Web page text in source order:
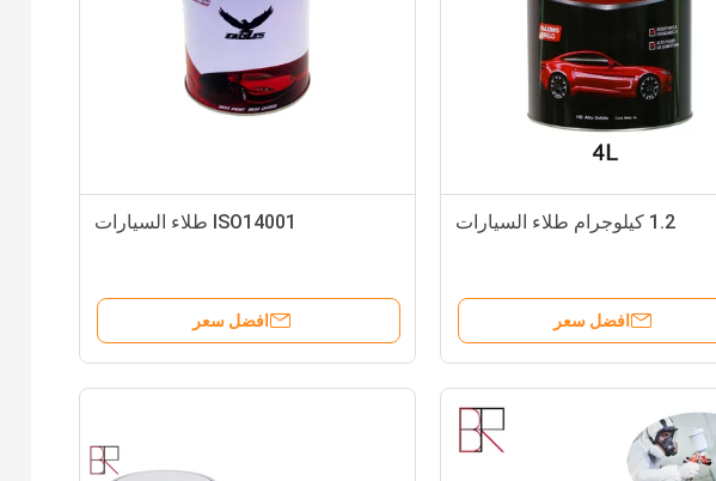
ISO14001 طلاء السيارات
افضل سعر
1.2 كيلوجرام طلاء السيارات
افضل سعر